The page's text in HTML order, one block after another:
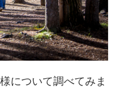
について調べてみま